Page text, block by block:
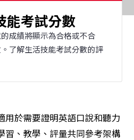
能考試分數
成績將顯示為合格或不合
了解生活技能考試分數的評
用於需要證明英語口說和聽力
習、教學、評量共同參考架構